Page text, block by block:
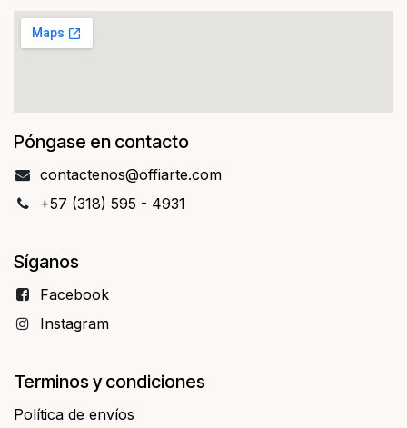
Póngase en contacto
contact​​enos@offiarte.com
+57 (318) 595 - 4931
Síganos
Facebo​​ok
Instagram
Terminos y condiciones
Política de envíos